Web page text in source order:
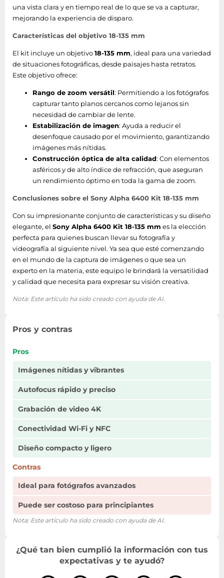
una vista clara y en tiempo real de lo que se va a capturar,
mejorando la experiencia de disparo.
Características del objetivo 18-135 mm
El kit incluye un objetivo18-135 mm, ideal para una variedad
de situaciones fotográficas, desde paisajes hasta retratos.
Este objetivo ofrece:
Rango de zoom versátil: Permitiendo a los fotógrafos
capturar tanto planos cercanos como lejanos sin
necesidad de cambiar de lente.
Estabilización de imagen: Ayuda a reducir el
desenfoque causado por el movimiento, garantizando
imágenes más nítidas.
Construcción óptica de alta calidad: Con elementos
asféricos y de alto índice de refracción, que aseguran
un rendimiento óptimo en toda la gama de zoom.
Conclusiones sobre el Sony Alpha 6400 Kit 18-135 mm
Con su impresionante conjunto de características y su diseño
elegante, el Sony Alpha 6400 Kit 18-135 mm es la elección
perfecta para quienes buscan llevar su fotografía y
videografía al siguiente nivel. Ya sea que esté comenzando
en el mundo de la captura de imágenes o que sea un
experto en la materia, este equipo le brindará la versatilidad
y calidad que necesita para expresar su visión creativa.
Nota: Este artículo ha sido creado con ayuda de AI.
Pros y contras
Pros
Imágenes nítidas y vibrantes
Autofocus rápido y preciso
Grabación de video 4K
Conectividad Wi-Fi y NFC
Diseño compacto y ligero
Contras
Ideal para fotógrafos avanzados
Puede ser costoso para principiantes
Nota: Este artículo ha sido creado con ayuda de AI.
¿Qué tan bien cumplió la información con tus
expectativas y te ayudó?